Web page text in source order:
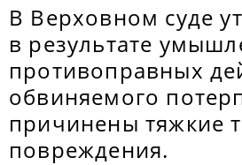
В Верховном суде
в результате
противоправных
обвиняемого
причинены тяжкие
повреждения.